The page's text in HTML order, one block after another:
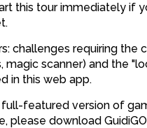
this tour immediately if
challenges requiring the
magic scanner) and the
in this web app.
full-featured version of
please download
1